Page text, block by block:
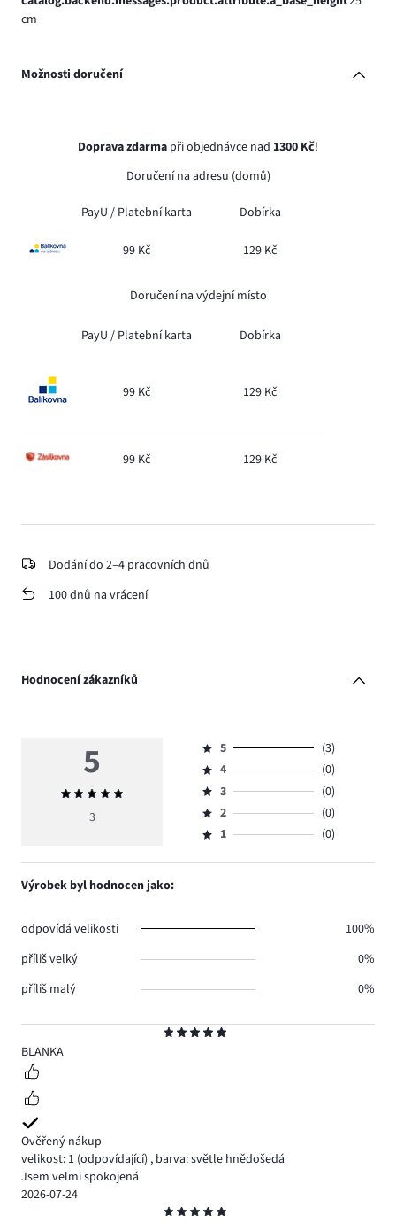
cm
Možnosti doručení
Doprava zdarma při objednávce nad 1300 Kč!
Doručení na adresu (domů)
PayU / Platební karta Dobírka
99 Kč 129 Kč
Doručení na výdejní místo
PayU / Platební karta Dobírka
99 Kč 129 Kč
99 Kč 129 Kč
Dodání do 2–4 pracovních dnů
100 dnů na vrácení
Hodnocení zákazníků
5
BLANKA
Ověřený nákup
velikost: 1 (odpovídající) , barva: světle hnědošedá
Jsem velmi spokojená
2026-07-24
5
Průměrné
hodnocení
3
Hodnocení
5,
počet
hlasů
3.
5
(3)
Hodnocení
4,
počet
hlasů
4
(0)
Hodnocení
3,
počet
3
(0)
Hodnocení
2,
2
(0)
Hodnocení
1,
1 (0)
Výrobek byl hodnocen jako:
odpovídá velikosti
100%
příliš velký
0%
příliš malý
0%